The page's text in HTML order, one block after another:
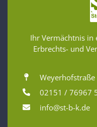
Ihr Vermächtnis in
Erbrechts- und
02151 / 76967
info@st-b-k.de